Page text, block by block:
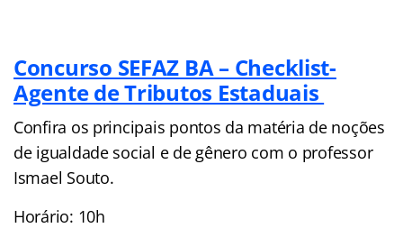
Concurso SEFAZ BA – Checklist-
Agente de Tributos Estaduais
Confira os principais pontos da matéria de noções
de igualdade social e de gênero com o professor
Ismael Souto.
Horário: 10h